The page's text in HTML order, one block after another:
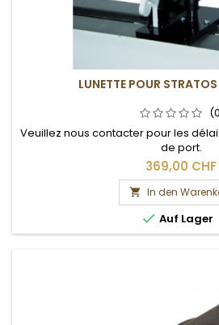
LUNETTE POUR
Veuillez nous contacter pour les
de port.
369,00 CHF
 In den
 Auf Lager